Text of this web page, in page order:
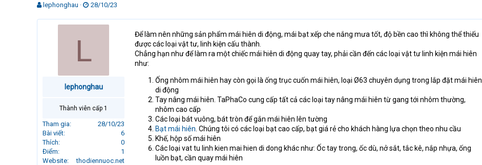
Tlephonghau
N
à
i
28/10/23
L
lephonghau
Thành viên cấp 1
Tham gia
28/10/23
Bài viết
6
Thích
0
Điểm
1
Website
thodiennuoc.net
Để làm nên những sản phẩm mái hiên di động, mái bạt xếp che nắng mưa tốt, độ bền cao thì không thể thiếu
được các loại vật tư, linh kiện cấu thành.
Chẳng hạn như để làm ra một chiếc mái hiên di động quay tay, phải cần đến các loại vật tư linh kiện mái hiên
như:
Ống nhôm mái hiên hay còn gọi là ống trục cuốn mái hiên, loại Ø63 chuyên dụng trong lắp đặt mái hiên
di động
Tay nâng mái hiên. TaPhaCo cung cấp tất cả các loại tay nâng mái hiên từ gang tới nhôm thường,
nhôm cao cấp
Các loại bát vuông, bát tròn để gắn mái hiên lên tường
Bạt mái hiên . Chúng tôi có các loại bạt cao cấp, bạt giá rẻ cho khách hàng lựa chọn theo nhu cầu
Khế, hộp số mái hiên
Các loại vat tu linh kien mai hien di dong khác như: Ốc tay trong, ốc dù, nở sắt, tắc kê, nắp nhựa, ống
luồn bạt, cần quay mái hiên